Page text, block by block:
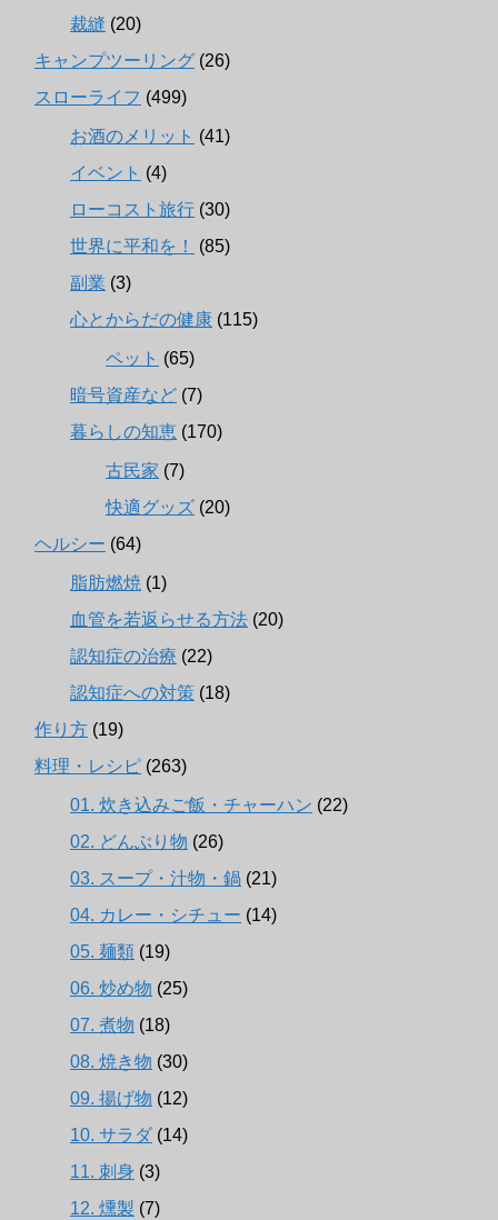
裁縫 (20)
キャンプツーリング (26)
スローライフ (499)
お酒のメリット (41)
イベント (4)
ローコスト旅行 (30)
世界に平和を！
(85)
副業 (3)
心とからだの健康 (115)
ペット (65)
暗号資産など (7)
暮らしの知恵 (170)
古民家 (7)
快適グッズ (20)
ヘルシー (64)
脂肪燃焼 (1)
血管を若返らせる方法 (20)
認知症の治療 (22)
認知症への対策 (18)
作り方 (19)
料理・レシピ (263)
01. 炊き込みご飯・チャーハン (22)
02. どんぶり物 (26)
03. スープ・汁物・鍋 (21)
04. カレー・シチュー (14)
05. 麺類 (19)
06. 炒め物 (25)
07. 煮物 (18)
08. 焼き物 (30)
09. 揚げ物 (12)
10. サラダ (14)
11. 刺身 (3)
12. 燻製 (7)